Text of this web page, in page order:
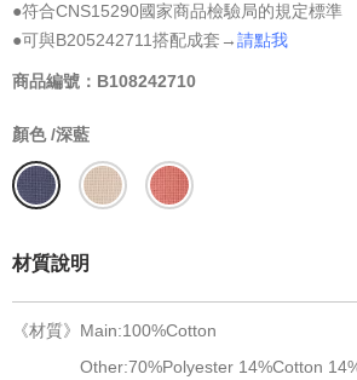
●符合CNS15290國家商品檢驗局的規定標準
●可與B205242711搭配成套→請點我
商品編號：B108242710
顏色 /深藍
材質說明
《材質》Main:100%Cotton
Other:70%Polyester 14%Cotton